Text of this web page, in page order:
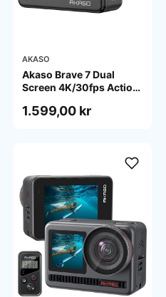
AKASO
Akaso Brave 7 Dual
Screen 4K/30fps Action
Waterproof
1.599,00 kr